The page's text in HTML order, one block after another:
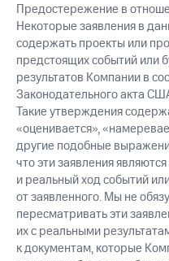
Предостережение в
Некоторые заявления в
содержать проекты или
предстоящих событий или
результатов Компании в
Законодательного акта
Такие утверждения
«оценивается»,
другие подобные
что эти заявления
и реальный ход событий
от заявленного. Мы не
пересматривать эти
их с реальными
к документам, которые